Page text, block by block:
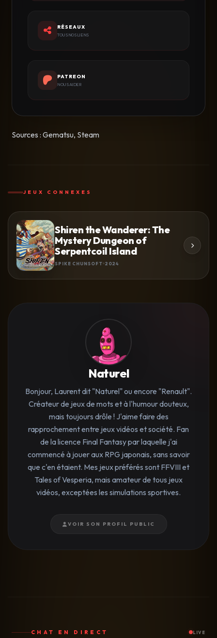
RÉSEAUX
TOUS NOS LIENS
PATREON
NOUS AIDER
Sources : Gematsu, Steam
JEUX CONNEXES
Shiren the Wanderer: The
Mystery Dungeon of
Serpentcoil Island
SPIKE CHUNSOFT 2024
Naturel
Bonjour, Laurent dit "Naturel" ou encore "Renault".
Créateur de jeux de mots et à l'humour douteux,
mais toujours drôle ! J'aime faire des
rapprochement entre jeux vidéos et société. Fan
de la licence Final Fantasy par laquelle j'ai
commencé à jouer aux RPG japonais, sans savoir
que c'en étaient. Mes jeux préférés sont FFVIII et
Tales of Vesperia, mais amateur de tous jeux
vidéos, exceptées les simulations sportives.
VOIR SON PROFIL PUBLIC
CHAT EN DIRECT LIVE